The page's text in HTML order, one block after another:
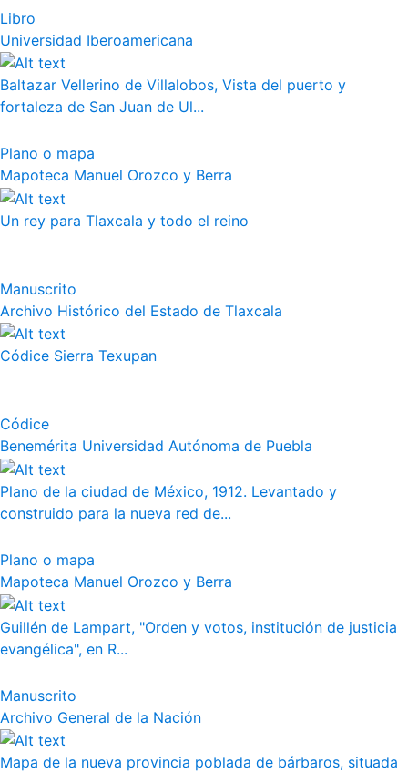
Libro
Universidad Iberoamericana
Baltazar Vellerino de Villalobos, Vista del puerto y
fortaleza de San Juan de Ul...
Plano o mapa
Mapoteca Manuel Orozco y Berra
Un rey para Tlaxcala y todo el reino
Manuscrito
Archivo Histórico del Estado de Tlaxcala
Códice Sierra Texupan
Códice
Benemérita Universidad Autónoma de Puebla
Plano de la ciudad de México, 1912. Levantado y
construido para la nueva red de...
Plano o mapa
Mapoteca Manuel Orozco y Berra
Guillén de Lampart, "Orden y votos, institución de justicia
evangélica", en R...
Manuscrito
Archivo General de la Nación
Mapa de la nueva provincia poblada de bárbaros, situada